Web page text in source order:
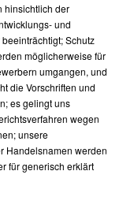
hinsichtlich der
und
Schutz
möglicherweise für
umgangen, und
die Vorschriften und
es gelingt uns
wegen
unsere
Handelsnamen werden
für generisch erklärt